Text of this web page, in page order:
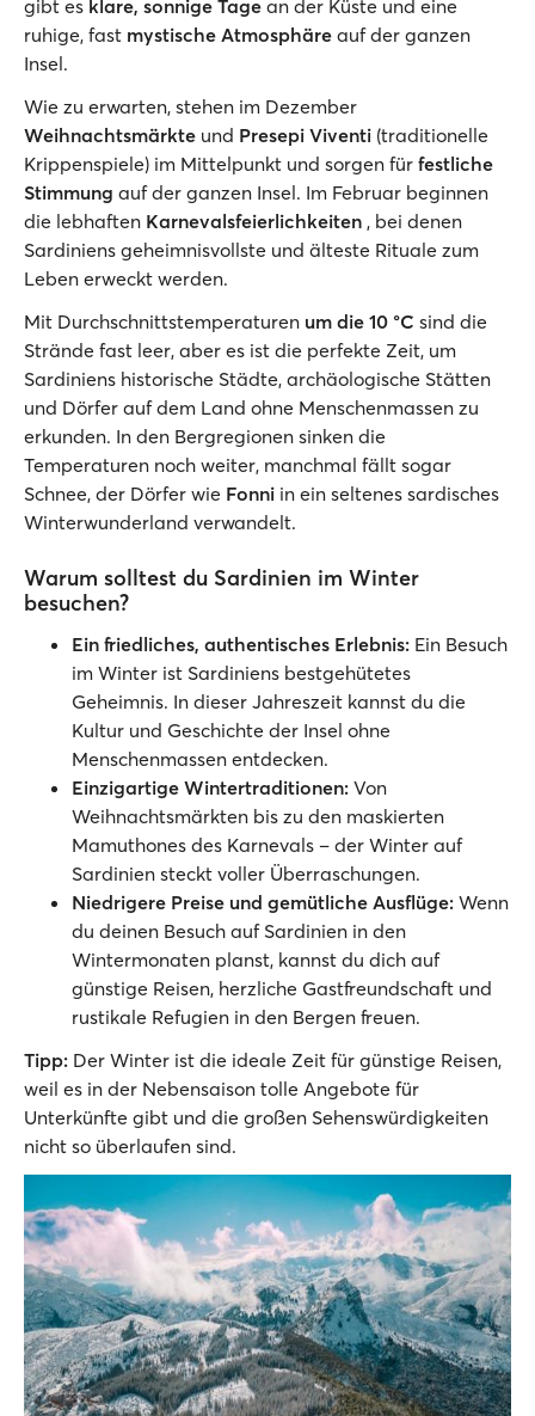
gibt es klare, sonnige Tage an der Küste und eine
ruhige, fast mystische Atmosphäre auf der ganzen
Insel.
Wie zu erwarten, stehen im Dezember
Weihnachtsmärkte und Presepi Viventi (traditionelle
Krippenspiele) im Mittelpunkt und sorgen für festliche
Stimmung auf der ganzen Insel. Im Februar beginnen
die lebhaften Karnevalsfeierlichkeiten , bei denen
Sardiniens geheimnisvollste und älteste Rituale zum
Leben erweckt werden.
Mit Durchschnittstemperaturen um die 10 °C sind die
Strände fast leer, aber es ist die perfekte Zeit, um
Sardiniens historische Städte, archäologische Stätten
und Dörfer auf dem Land ohne Menschenmassen zu
erkunden. In den Bergregionen sinken die
Temperaturen noch weiter, manchmal fällt sogar
Schnee, der Dörfer wie Fonni in ein seltenes sardisches
Winterwunderland verwandelt.
Warum solltest du Sardinien im Winter
besuchen?
Ein friedliches, authentisches Erlebnis: Ein Besuch
im Winter ist Sardiniens bestgehütetes
Geheimnis. In dieser Jahreszeit kannst du die
Kultur und Geschichte der Insel ohne
Menschenmassen entdecken.
Einzigartige Wintertraditionen: Von
Weihnachtsmärkten bis zu den maskierten
Mamuthones des Karnevals – der Winter auf
Sardinien steckt voller Überraschungen.
Niedrigere Preise und gemütliche Ausflüge: Wenn
du deinen Besuch auf Sardinien in den
Wintermonaten planst, kannst du dich auf
günstige Reisen, herzliche Gastfreundschaft und
rustikale Refugien in den Bergen freuen.
Tipp: Der Winter ist die ideale Zeit für günstige Reisen,
weil es in der Nebensaison tolle Angebote für
Unterkünfte gibt und die großen Sehenswürdigkeiten
nicht so überlaufen sind.